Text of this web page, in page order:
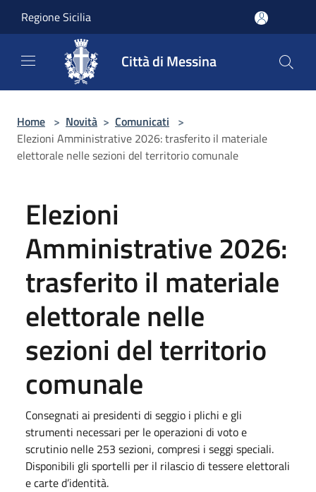
Regione Sicilia
Città di Messina
Home > Novità > Comunicati >
Elezioni Amministrative 2026: trasferito il materiale
elettorale nelle sezioni del territorio comunale
Elezioni
Amministrative 2026:
trasferito il materiale
elettorale nelle
sezioni del territorio
comunale
Consegnati ai presidenti di seggio i plichi e gli
strumenti necessari per le operazioni di voto e
scrutinio nelle 253 sezioni, compresi i seggi speciali.
Disponibili gli sportelli per il rilascio di tessere elettorali
e carte d’identità.